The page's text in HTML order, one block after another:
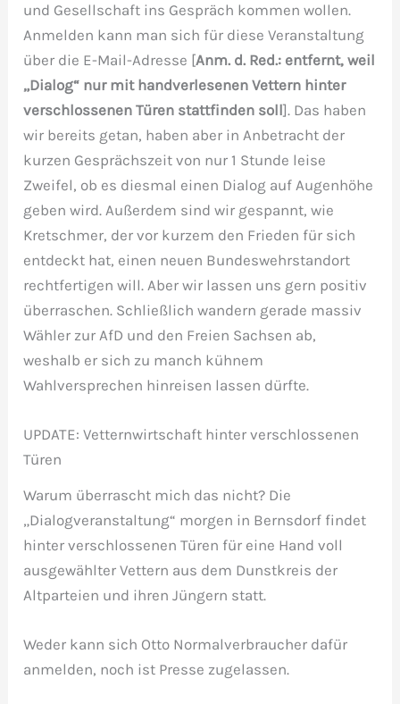
und Gesellschaft ins Gespräch kommen wollen.
Anmelden kann man sich für diese Veranstaltung
über die E-Mail-Adresse [Anm. d. Red.: entfernt, weil
„Dialog“ nur mit handverlesenen Vettern hinter
verschlossenen Türen stattfinden soll]. Das haben
wir bereits getan, haben aber in Anbetracht der
kurzen Gesprächszeit von nur 1 Stunde leise
Zweifel, ob es diesmal einen Dialog auf Augenhöhe
geben wird. Außerdem sind wir gespannt, wie
Kretschmer, der vor kurzem den Frieden für sich
entdeckt hat, einen neuen Bundeswehrstandort
rechtfertigen will. Aber wir lassen uns gern positiv
überraschen. Schließlich wandern gerade massiv
Wähler zur AfD und den Freien Sachsen ab,
weshalb er sich zu manch kühnem
Wahlversprechen hinreisen lassen dürfte.
UPDATE: Vetternwirtschaft hinter verschlossenen
Türen
Warum überrascht mich das nicht? Die
„Dialogveranstaltung“ morgen in Bernsdorf findet
hinter verschlossenen Türen für eine Hand voll
ausgewählter Vettern aus dem Dunstkreis der
Altparteien und ihren Jüngern statt.
Weder kann sich Otto Normalverbraucher dafür
anmelden, noch ist Presse zugelassen.